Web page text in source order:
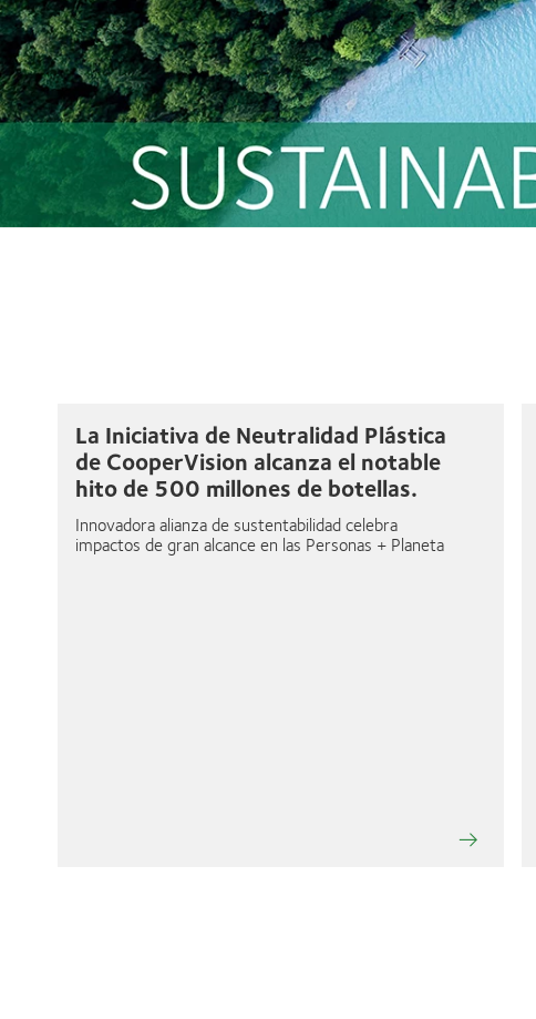
La Iniciativa de Neutralidad Plástica
de CooperVision alcanza el notable
hito de 500 millones de botellas.
Innovadora alianza de sustentabilidad celebra
impactos de gran alcance en las Personas + Planeta